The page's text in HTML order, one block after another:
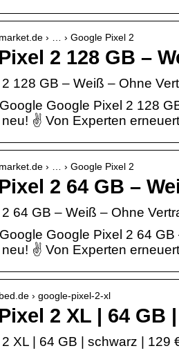
› … › Google Pixel 2
2 128 GB –
128 GB – Weiß – Ohne
Google Pixel 2 128
✌ Von Experten
› … › Google Pixel 2
2 64 GB –
64 GB – Weiß – Ohne
Google Pixel 2 64
✌ Von Experten
› google-pixel-2-xl
2 XL | 64 GB
XL | 64 GB | schwarz | 129